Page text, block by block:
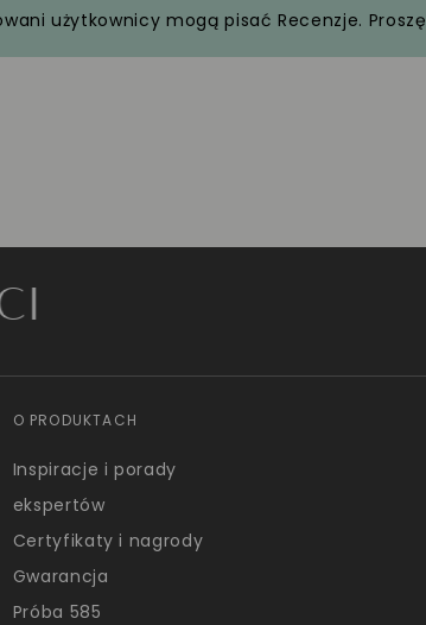
użytkownicy mogą pisać Recenzje. Proszę
O PRODUKTACH
Inspiracje i porady
ekspertów
Certyfikaty i nagrody
Gwarancja
Próba 585